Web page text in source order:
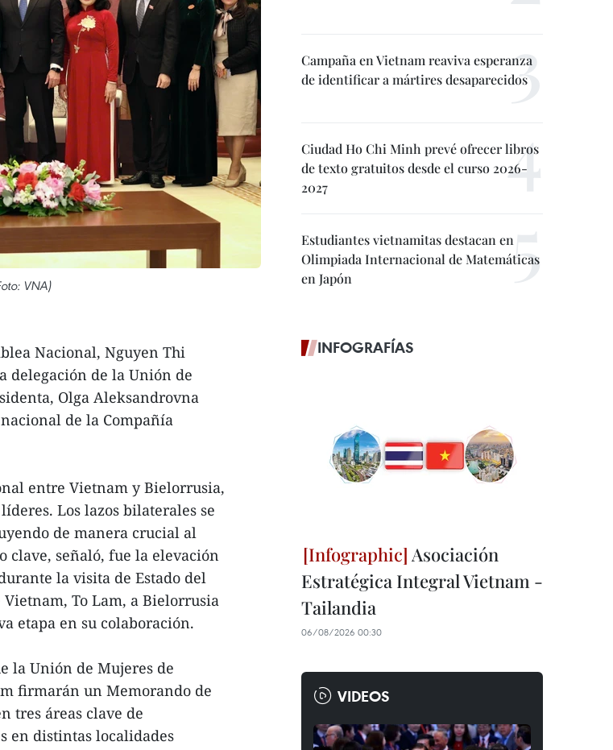
VNA)
Nacional, Nguyen Thi
delegación de la Unión de
Olga Aleksandrovna
de la Compañía
entre Vietnam y Bielorrusia,
Los lazos bilaterales se
de manera crucial al
clave, señaló, fue la elevación
la visita de Estado del
To Lam, a Bielorrusia
etapa en su colaboración.
la Unión de Mujeres de
firmarán un Memorando de
tres áreas clave de
en distintas localidades
Campaña en Vietnam reaviva esperanza
de identificar a mártires desaparecidos
Ciudad Ho Chi Minh prevé ofrecer libros
de texto gratuitos desde el curso 2026-
2027
Estudiantes vietnamitas destacan en
Olimpiada Internacional de Matemáticas
en Japón
INFOGRAFÍAS
Asociación
Estratégica Integral Vietnam -
Tailandia
06/08/2026 00:30
VIDEOS